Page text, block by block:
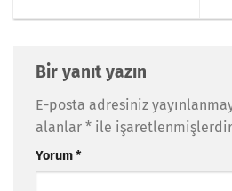
Bir yanıt yazın
E-posta adresiniz
alanlar * ile işaretlenmişlerdir
Yorum*